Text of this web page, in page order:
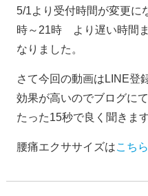
5/1より受付時間が変更
時～21時 より遅い時間
なりました。
さて今回の動画はLINE登
効果が高いのでブログに
たった15秒で良く聞きま
腰痛エクササイズはこちら